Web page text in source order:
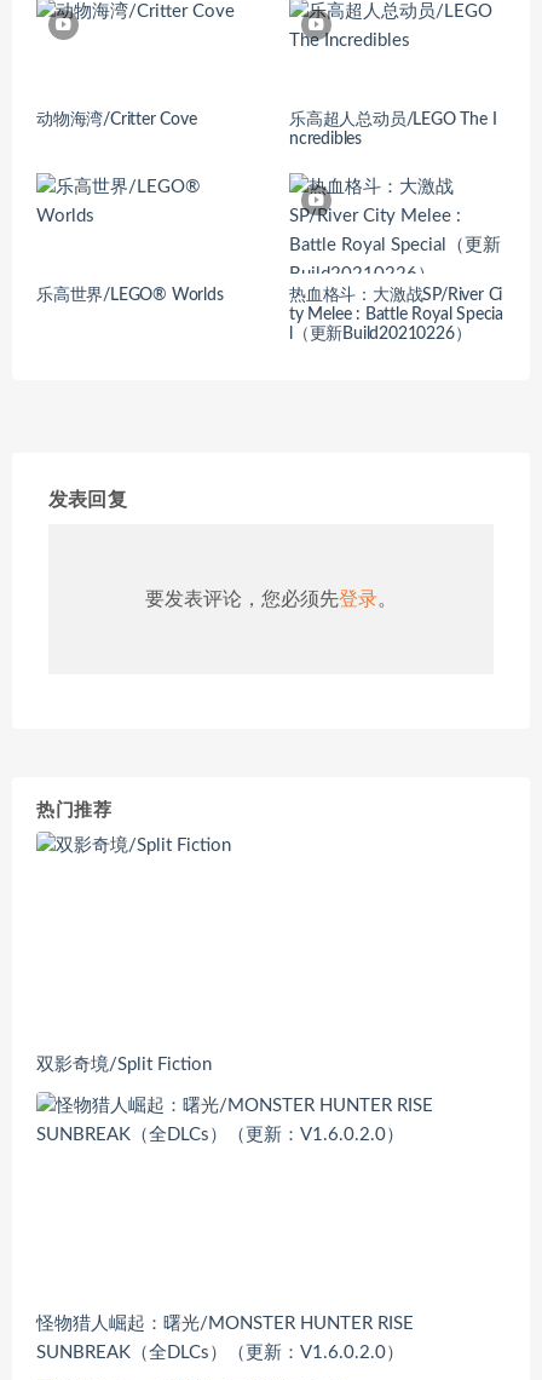
动物海湾/Critter Cove
乐高超人总动员/LEGO The I
ncredibles
乐高世界/LEGO® Worlds
热血格斗：大激战SP/River Ci
ty Melee : Battle Royal Specia
l（更新Build20210226）
发表回复
要发表评论，您必须先登录。
热门推荐
双影奇境/Split Fiction
怪物猎人崛起：曙光/MONSTER HUNTER RISE
SUNBREAK（全DLCs）（更新：V1.6.0.2.0）